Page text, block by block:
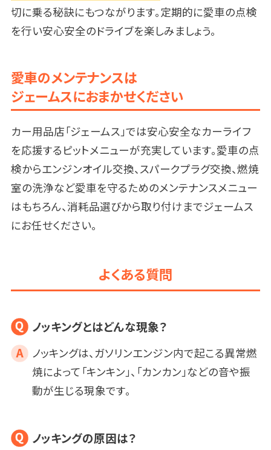
切に乗る秘訣にもつながります。定期的に愛車の点検
を行い安心安全のドライブを楽しみましょう。
愛車のメンテナンスは
ジェームスにおまかせください
カー用品店「ジェームス」では安心安全なカーライフ
を応援するピットメニューが充実しています。愛車の点
検からエンジンオイル交換、スパークプラグ交換、燃焼
室の洗浄など愛車を守るためのメンテナンスメニュー
はもちろん、消耗品選びから取り付けまでジェームス
にお任せください。
よくある質問
ノッキングとはどんな現象？
ノッキングは、ガソリンエンジン内で起こる異常燃
焼によって「キンキン」、「カンカン」などの音や振
動が生じる現象です。
ノッキングの原因は？